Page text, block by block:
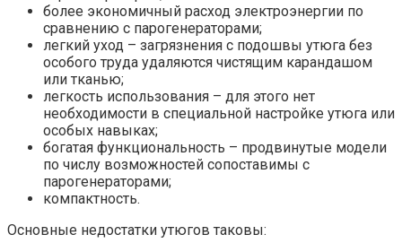
более экономичный расход электроэнергии по
сравнению с парогенераторами;
легкий уход – загрязнения с подошвы утюга без
особого труда удаляются чистящим карандашом
или тканью;
легкость использования – для этого нет
необходимости в специальной настройке утюга или
особых навыках;
богатая функциональность – продвинутые модели
по числу возможностей сопоставимы с
парогенераторами;
компактность.
Основные недостатки утюгов таковы: